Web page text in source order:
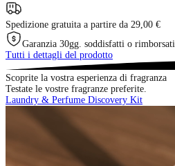
Spedizione gratuita a partire da 29,00 €
Garanzia 30gg. soddisfatti o rimborsati
Tutti i dettagli del prodotto
Scoprite la vostra esperienza di fragranza
Testate le vostre fragranze preferite.
Laundry & Perfume Discovery Kit